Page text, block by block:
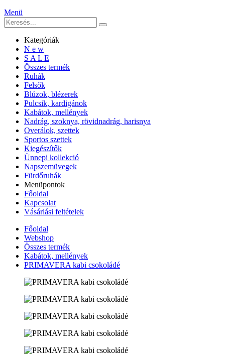
Menü
Kategóriák
N e w
S A L E
Összes termék
Ruhák
Felsők
Blúzok, blézerek
Pulcsik, kardigánok
Kabátok, mellények
Nadrág, szoknya, rövidnadrág, harisnya
Overálok, szettek
Sportos szettek
Kiegészítők
Ünnepi kollekció
Napszemüvegek
Fürdőruhák
Menüpontok
Főoldal
Kapcsolat
Vásárlási feltételek
Főoldal
Webshop
Összes termék
Kabátok, mellények
PRIMAVERA kabi csokoládé